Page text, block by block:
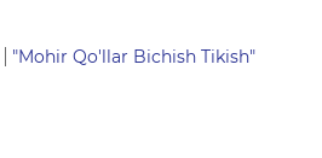
"Mohir Qo'llar Bichish Tikish"